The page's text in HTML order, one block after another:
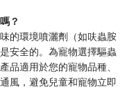
？
的環境噴灑劑（如呋蟲胺
安全的。為寵物選擇驅蟲
品適用於您的寵物品種、
風，避免兒童和寵物立即